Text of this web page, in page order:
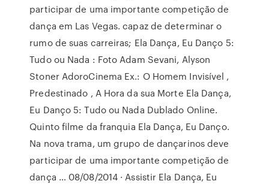
participar de uma importante competição de
dança em Las Vegas. capaz de determinar o
rumo de suas carreiras; Ela Dança, Eu Danço 5:
Tudo ou Nada : Foto Adam Sevani, Alyson
Stoner AdoroCinema Ex.: O Homem Invisível ,
Predestinado , A Hora da sua Morte Ela Dança,
Eu Danço 5: Tudo ou Nada Dublado Online.
Quinto filme da franquia Ela Dança, Eu Danço.
Na nova trama, um grupo de dançarinos deve
participar de uma importante competição de
dança … 08/08/2014 · Assistir Ela Dança, Eu